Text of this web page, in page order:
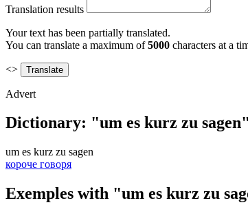
Translation results
Your text has been partially translated.
You can translate a maximum of5000 characters at a
<>
Advert
Dictionary: "um es kurz zu
um es kurz zu sagen
короче говоря
Exemples with "um es kurz zu